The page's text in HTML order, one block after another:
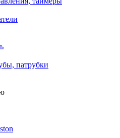
патрубки